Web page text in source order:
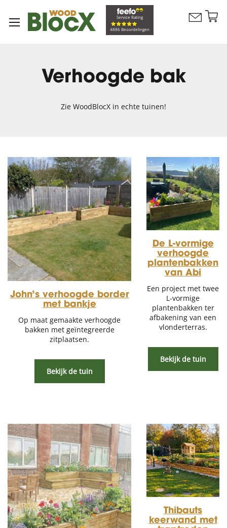
Service Rating
4886 Beoordelingen
Contacteer
Verhoogde bak
Zie WoodBlocX in echte tuinen!
John’s verhoogde border
met bankje
Op maat gemaakte verhoogde
bakken met geïntegreerde
zitplaatsen.
Bekijk de tuin
De L-vormige
verhoogde
plantenbakken
van Abi
Een project met twee
L-vormige
plantenbakken ter
afbakening van een
vlonderterras.
Bekijk de tuin
Thibauts
keerwand met